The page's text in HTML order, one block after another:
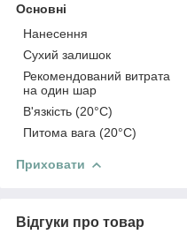
Основні
Нанесення
Сухий залишок
Рекомендований витрата
на один шар
В'язкість (20°C)
Питома вага (20°C)
Приховати
Відгуки про товар